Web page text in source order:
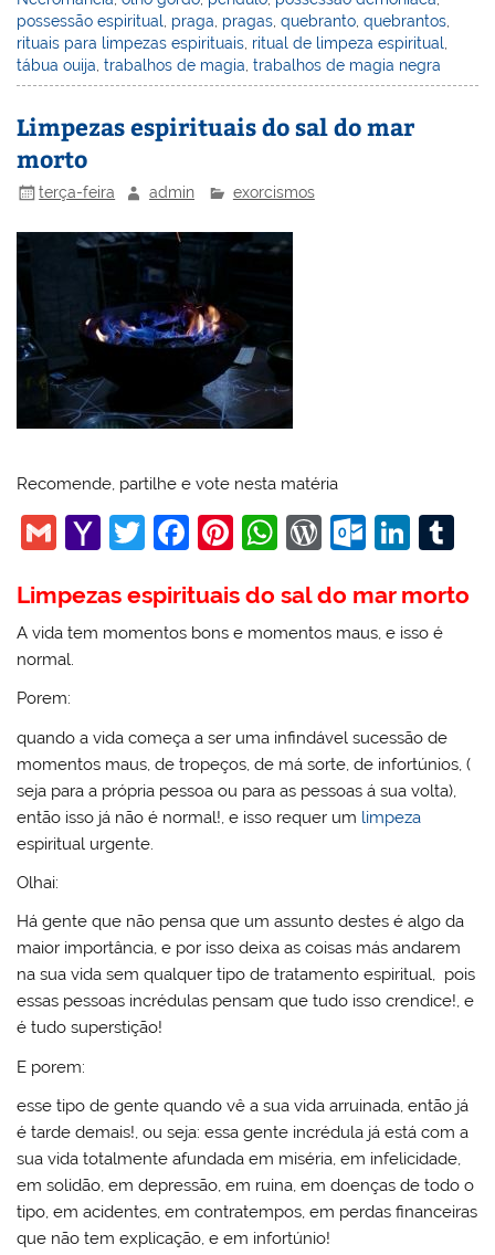
possessão espiritual, praga, pragas,quebranto,quebrantos,
rituais para limpezas espirituais, ritual de limpeza espiritual,
tábua ouija,trabalhos de magia,trabalhos de magia negra
Limpezas espirituais do sal do mar
morto
terça-feira admin exorcismos
Recomende, partilhe e vote nesta matéria
G
ai
l
Y
h
o
ai
l
T
itt
er
F
c
e
o
k
Pi
er
e
W
at
s
p
W
d
Pr
O
lo
o
o
m
Li
k
e
m
Limpezas espirituais do sal do mar morto
A vida tem momentos bons e momentos maus, e isso é
normal.
Porem:
quando a vida começa a ser uma infindável sucessão de
momentos maus, de tropeços, de má sorte, de infortúnios, (
seja para a própria pessoa ou para as pessoas á sua volta),
então isso já não é normal!, e isso requer um limpeza
espiritual urgente.
Olhai:
Há gente que não pensa que um assunto destes é algo da
maior importância, e por isso deixa as coisas más andarem
na sua vida sem qualquer tipo de tratamento espiritual, pois
essas pessoas incrédulas pensam que tudo isso crendice!, e
é tudo superstição!
E porem:
esse tipo de gente quando vê a sua vida arruinada, então já
é tarde demais!, ou seja: essa gente incrédula já está com a
sua vida totalmente afundada em miséria, em infelicidade,
em solidão, em depressão, em ruina, em doenças de todo o
tipo, em acidentes, em contratempos, em perdas financeiras
que não tem explicação, e em infortúnio!